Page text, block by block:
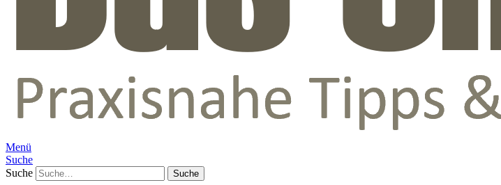
Menü
Suche
Suche